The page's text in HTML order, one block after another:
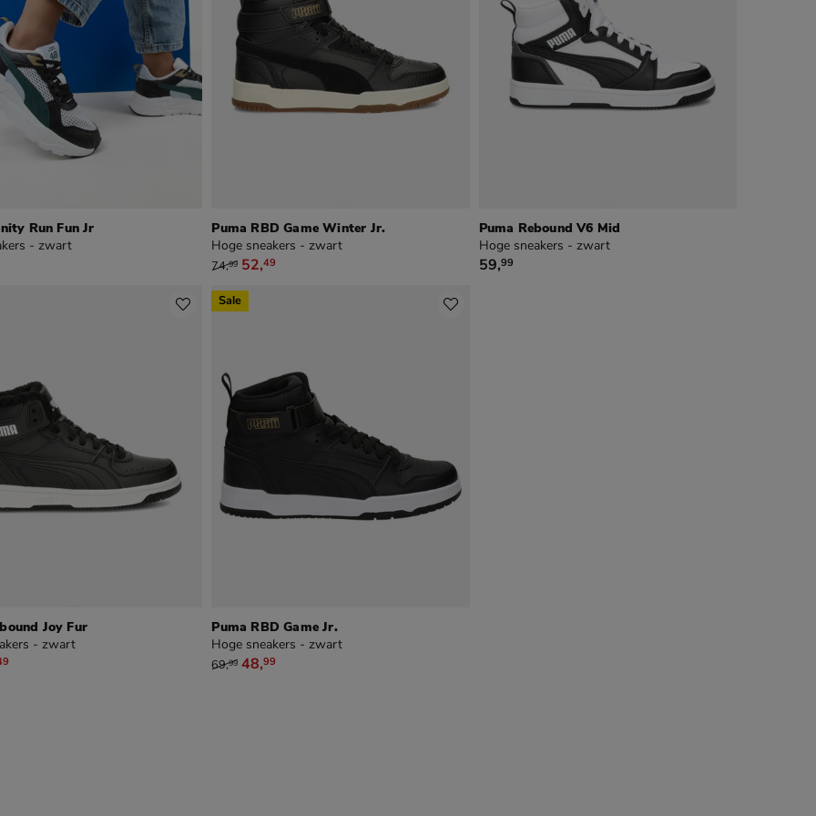
Run Fun Jr
- zwart
Puma RBD Game Winter Jr.
Hoge sneakers - zwart
van € 74,99 voor € 52,49
74,99 52,49
Puma Rebound V6 Mid
Hoge sneakers - zwart
€ 59,99
59,99
Joy Fur
- zwart
voor € 45,49
Puma RBD Game Jr.
Hoge sneakers - zwart
van € 69,99 voor € 48,99
69,99 48,99
Sale